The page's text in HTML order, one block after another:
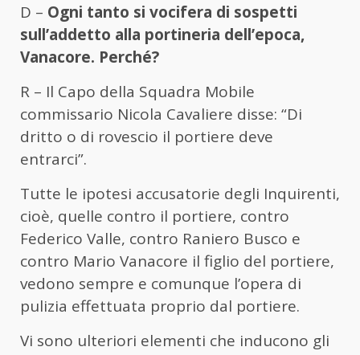
D – Ogni tanto si vocifera di sospetti
sull’addetto alla portineria dell’epoca,
Vanacore. Perché?
R – Il Capo della Squadra Mobile
commissario Nicola Cavaliere disse: “Di
dritto o di rovescio il portiere deve
entrarci”.
Tutte le ipotesi accusatorie degli Inquirenti,
cioè, quelle contro il portiere, contro
Federico Valle, contro Raniero Busco e
contro Mario Vanacore il figlio del portiere,
vedono sempre e comunque l’opera di
pulizia effettuata proprio dal portiere.
Vi sono ulteriori elementi che inducono gli